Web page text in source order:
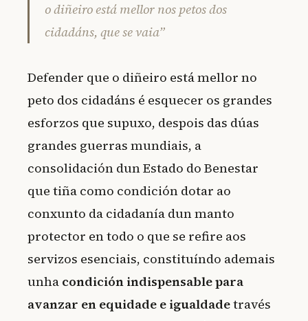
o diñeiro está mellor nos petos dos
cidadáns, que se vaia”
Defender que o diñeiro está mellor no
peto dos cidadáns é esquecer os grandes
esforzos que supuxo, despois das dúas
grandes guerras mundiais, a
consolidación dun Estado do Benestar
que tiña como condición dotar ao
conxunto da cidadanía dun manto
protector en todo o que se refire aos
servizos esenciais, constituíndo ademais
unha condición indispensable para
avanzar en equidade e igualdadetravés